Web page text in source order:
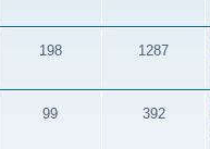
198 1287
99 392